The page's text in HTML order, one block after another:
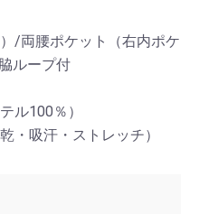
/両腰ポケット（右内ポケ
ループ付
ル100％）
・吸汗・ストレッチ）